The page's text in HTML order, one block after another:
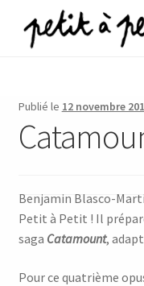
Aller
à
Aller
au
Publié le 12 novembre
Benjamin Blasco-
Petit à Petit ! Il
saga Catamount,
Pour ce quatrième